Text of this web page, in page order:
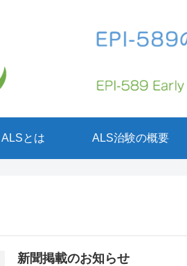
ALSとは ALS治験の概要
新聞掲載のお知らせ